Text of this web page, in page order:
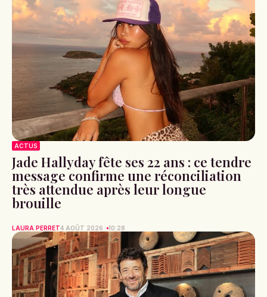
ACTUS
Jade Hallyday fête ses 22 ans : ce tendre
message confirme une réconciliation
très attendue après leur longue
brouille
LAURA PERRET4 AOÛT 2026 10:28